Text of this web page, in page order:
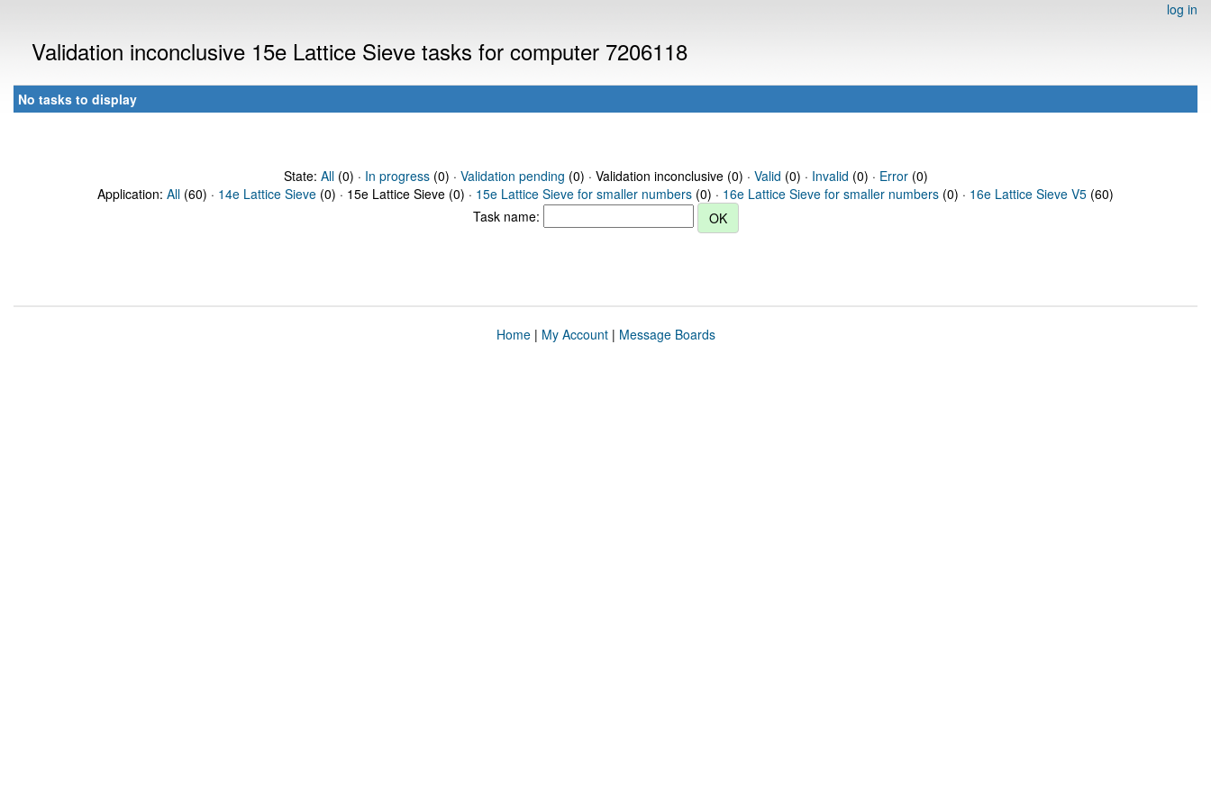
log in
Validation inconclusive 15e Lattice Sieve tasks for computer 7206118
No tasks to display
State: All(0) · In progress(0) · Validation pending (0) · Validation inconclusive (0) · Valid (0) · Invalid (0) · Error(0)
Application: All (60) · 14e Lattice Sieve (0) · 15e Lattice Sieve (0) · 15e Lattice Sieve for smaller numbers (0) · 16e Lattice Sieve for smaller numbers (0) · 16e Lattice Sieve V5 (60)
Task name:
Home| My Account| Message Boards